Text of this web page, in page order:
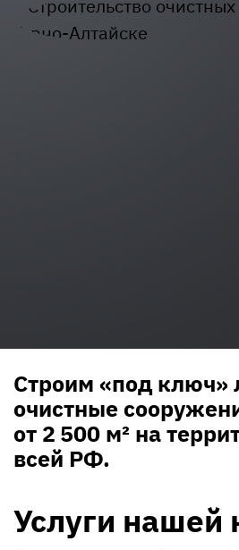
Строим «под
очистные
от 2 500 м² на
всей РФ.
Услуги нашей